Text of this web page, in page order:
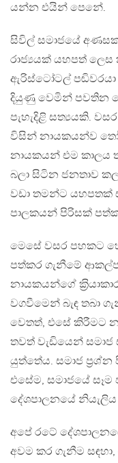
යන්න එයින් පෙනේ.
සිවිල් සමාජයේ
රාජ්‍යයක් යහපත්
ඇරිස්ටෝටල් පඬිවරයා
දියුණු වෙමින් පවතින
පැහැදිළි සත්‍යයකි.
විසින් නායකයන්ව
නායකයන් එම කාලය
බලා සිටින ජනතාව
වඩා තමන්ට යහපතක්
පාලකයන් පිරිසක්
මෙසේ වසර පහකට
පත්කර ගැනීමේ
නායකයන්ගේ
වගවීමෙන් බැඳ තබා
වෙතත්, එසේ කිරීමට
තවත් වැඩියෙන්
යුත්තේය. සමාජ
එසේම, සමාජයේ
දේශපාලනයේ
අපේ රටේ
අවම කර ගැනීම සඳහා,